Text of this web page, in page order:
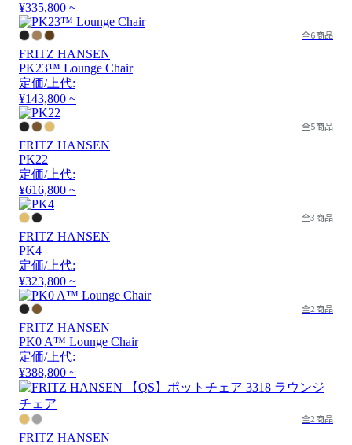
¥335,800 ~
全6商品
FRITZ HANSEN
PK23™ Lounge Chair
定価/上代:
¥143,800 ~
全5商品
FRITZ HANSEN
PK22
定価/上代:
¥616,800 ~
全3商品
FRITZ HANSEN
PK4
定価/上代:
¥323,800 ~
全2商品
FRITZ HANSEN
PK0 A™ Lounge Chair
定価/上代:
¥388,800 ~
全2商品
FRITZ HANSEN